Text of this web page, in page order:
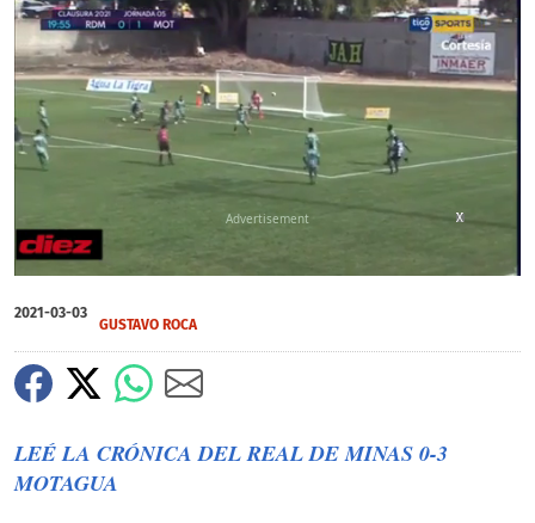
of
36
X
X
X
2021-03-03
GUSTAVO ROCA
LEÉ LA CRÓNICA DEL REAL DE MINAS 0-3
MOTAGUA